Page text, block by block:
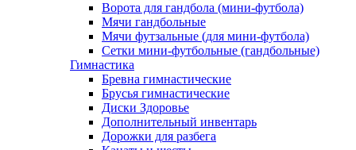
Ворота для гандбола (мини-футбола)
Мячи гандбольные
Мячи футзальные (для мини-футбола)
Сетки мини-футбольные (гандбольные)
Гимнастика
Бревна гимнастические
Брусья гимнастические
Диски Здоровье
Дополнительный инвентарь
Дорожки для разбега